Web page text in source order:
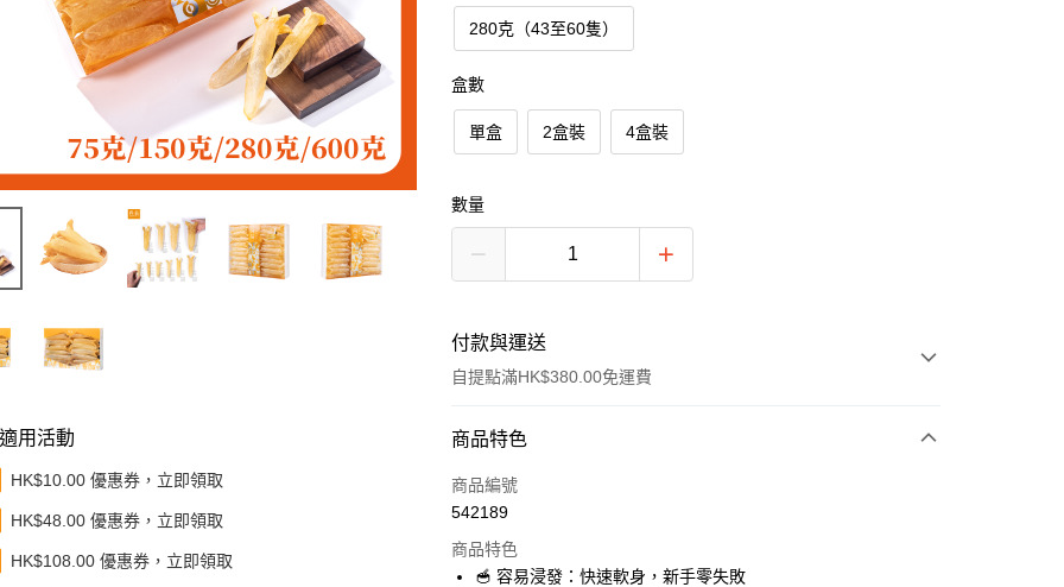
用活動
HK$10.00 優惠券，立即領取
HK$48.00 優惠券，立即領取
HK$108.00 優惠券，立即領取
280克（43至60隻）
盒數
單盒 2盒裝 4盒裝
數量
付款與運送
自提點滿HK$380.00免運費
付款方式
信用卡
Google Pay
商品特色
商品編號
542189
商品特色
🥣 容易浸發：快速軟身，新手零失敗